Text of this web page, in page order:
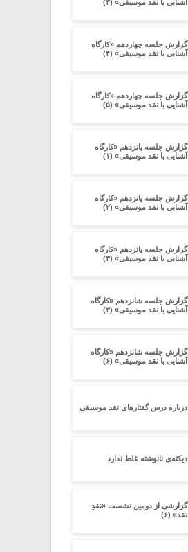
آشنایی با نقد موسیقی» (۳)
گزارش جلسه چهاردهم «کارگاه
آشنایی با نقد موسیقی» (۴)
گزارش جلسه چهاردهم «کارگاه
آشنایی با نقد موسیقی» (۵)
گزارش جلسه پانزدهم «کارگاه
آشنایی با نقد موسیقی» (۱)
گزارش جلسه پانزدهم «کارگاه
آشنایی با نقد موسیقی» (۲)
گزارش جلسه پانزدهم «کارگاه
آشنایی با نقد موسیقی» (۳)
گزارش جلسه شانزدهم «کارگاه
آشنایی با نقد موسیقی» (۳)
گزارش جلسه شانزدهم «کارگاه
آشنایی با نقد موسیقی» (۶)
درباره درس گفتارهای نقد موسیقی
دیکته‌ی نانوشته غلط ندارد
گزارشی از دومین نشست «نقدِ
نقد» (۶)